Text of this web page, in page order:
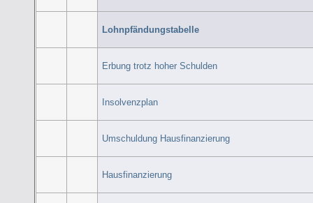
Lohnpfändungstabelle
Erbung trotz hoher Schulden
Insolvenzplan
Umschuldung Hausfinanzierung
Hausfinanzierung